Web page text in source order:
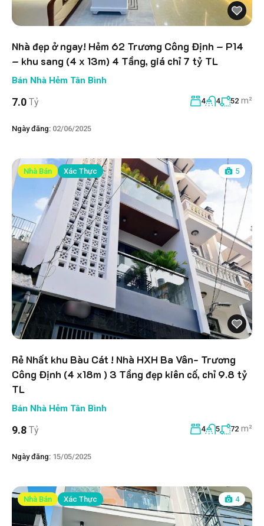
Nhà đẹp ở ngay! Hẻm 62 Trương Công Định – P14
– khu sang (4 x 13m) 4 Tầng, giá chỉ 7 tỷ TL
Bán Nhà Hẻm Tân Bình
7.0 Tỷ 4 4 52 m²
Ngày đăng: 02/06/2025
Nhà Bán Xác Thực 5
Rẻ Nhất khu Bàu Cát ! Nhà HXH Ba Vân- Trương
Công Định (4 x18m ) 3 Tầng đẹp kiên cố, chỉ 9.8 tỷ
TL
Bán Nhà Hẻm Tân Bình
9.8 Tỷ 4 5 72 m²
Ngày đăng: 15/05/2025
Nhà Bán Xác Thực 4